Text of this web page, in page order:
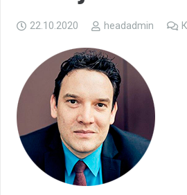
22.10.2020 headadmin